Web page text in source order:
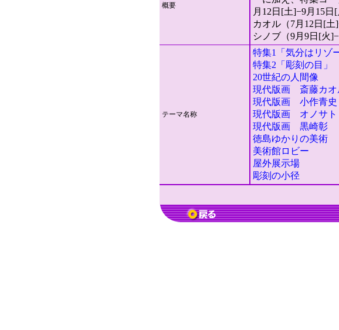
概要
月12日[土]−9月15
カオル（7月12日[
シノブ（9月9日[火
テーマ名称
特集1「気分はリゾ
特集2「彫刻の目」
20世紀の人間像
現代版画 斎藤カオ
現代版画 小作青史
現代版画 オノサト
現代版画 黒崎彰
徳島ゆかりの美術
美術館ロビー
屋外展示場
彫刻の小径